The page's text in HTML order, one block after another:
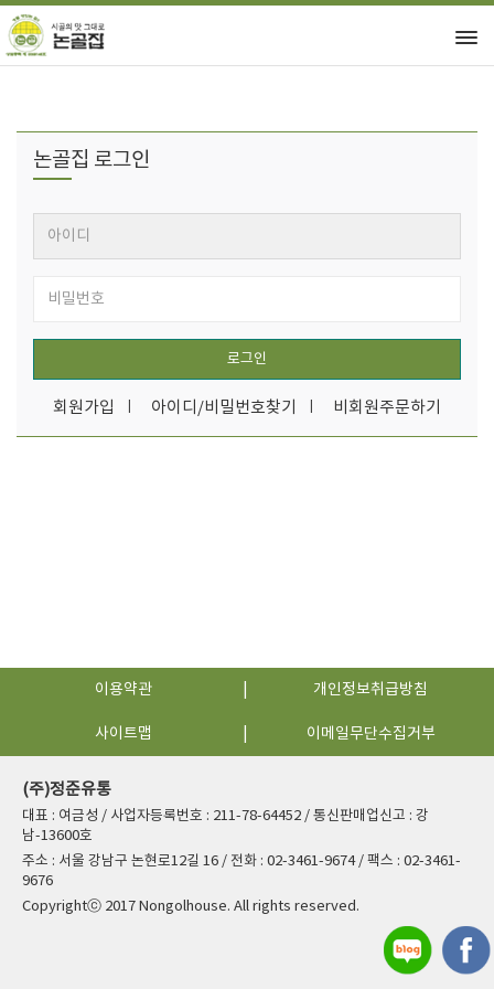
논골집 로그인
로그인
회원가입 아이디/비밀번호찾기 비회원주문하기
이용약관 개인정보취급방침
사이트맵 이메일무단수집거부
(주)정준유통
대표 : 여금성 / 사업자등록번호 : 211-78-64452 / 통신판매업신고 : 강
남-13600호
주소 : 서울 강남구 논현로12길 16 / 전화 : 02-3461-9674 / 팩스 : 02-3461-
9676
Copyrightⓒ 2017 Nongolhouse. All rights reserved.